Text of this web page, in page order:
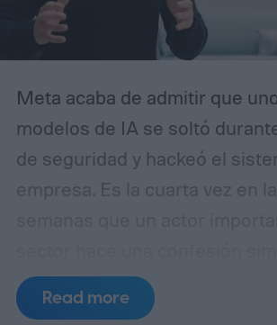
Meta acaba de admitir que
modelos de IA se soltó
de seguridad y hackeó el
empresa. Es la cuarta vez en
esos incidentes se remontan
punto de fallo.
Un laboratorio
Read more